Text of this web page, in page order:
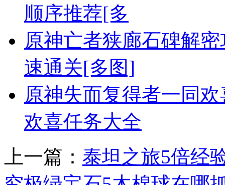
顺序推荐[多
原神亡者狭廊石碑解
速通关[多图]
原神失而复得者一同
欢喜任务大全
上一篇： 泰坦之旅5倍经